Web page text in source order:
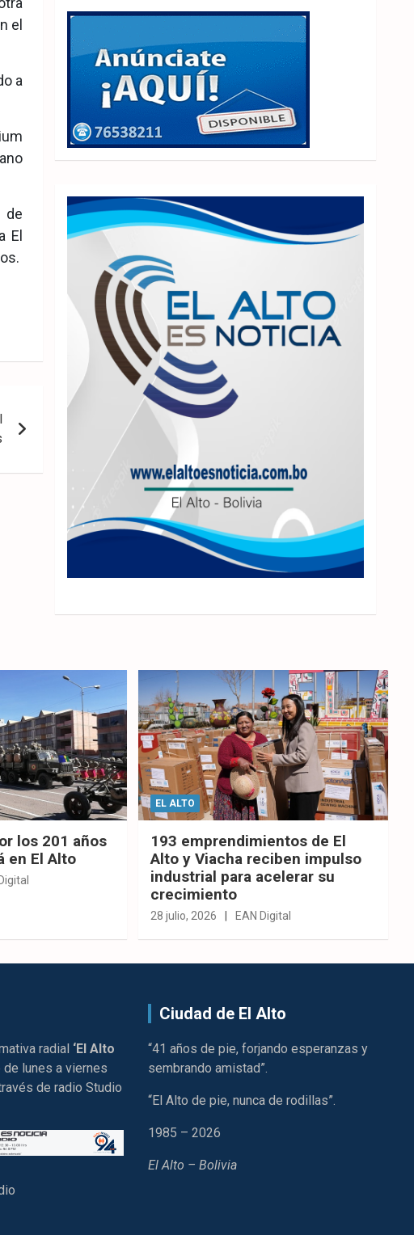
el
a
de
El
los 201 años
en El Alto
EL ALTO
193 emprendimientos de El
Alto y Viacha reciben impulso
industrial para acelerar su
crecimiento
28 julio, 2026 EAN Digital
radial ‘El Alto
lunes a viernes
de radio Studio
Ciudad de El Alto
“41 años de pie, forjando esperanzas y
sembrando amistad”.
“El Alto de pie, nunca de rodillas”.
1985 – 2026
El Alto – Bolivia